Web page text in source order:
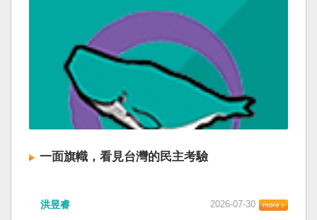
一面旗幟，看見台灣的民主考驗
洪昱睿 2026-07-30